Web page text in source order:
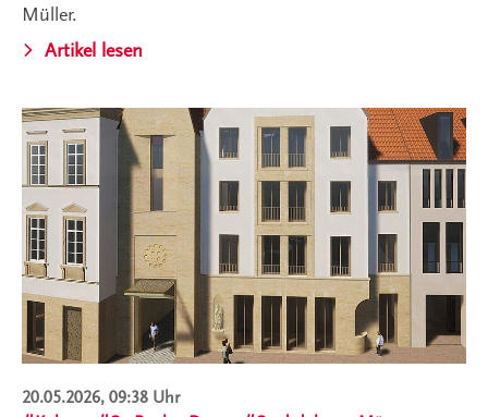
Müller.
Artikel lesen
20.05.2026, 09:38 Uhr